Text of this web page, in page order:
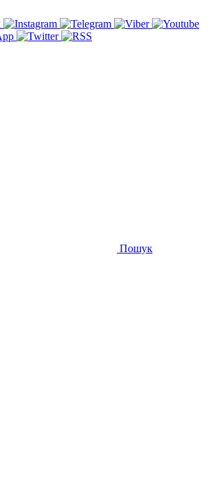
Пошук